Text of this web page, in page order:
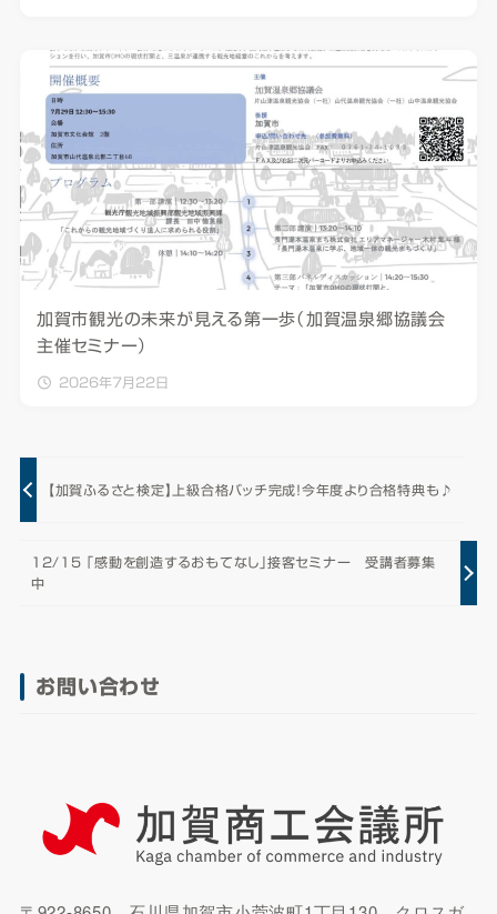
加賀市観光の未来が見える第一歩（加賀温泉郷協議会
主催セミナー）
2026年7月22日
【加賀ふるさと検定】上級合格バッチ完成！今年度より合格特典も♪
12/15 「感動を創造するおもてなし」接客セミナー 受講者募集
中
お問い合わせ